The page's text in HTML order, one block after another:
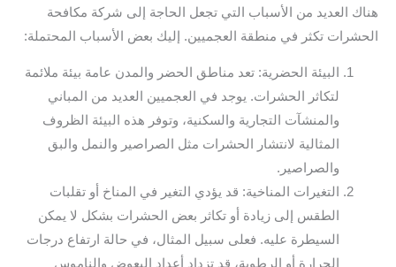
هناك العديد من الأسباب التي تجعل الحاجة إلى شركة مكافحة
الحشرات تكثر في منطقة العجميين. إليك بعض الأسباب المحتملة:
البيئة الحضرية: تعد مناطق الحضر والمدن عامة بيئة ملائمة
لتكاثر الحشرات. يوجد في العجميين العديد من المباني
والمنشآت التجارية والسكنية، وتوفر هذه البيئة الظروف
المثالية لانتشار الحشرات مثل الصراصير والنمل والبق
والصراصير.
التغيرات المناخية: قد يؤدي التغير في المناخ أو تقلبات
الطقس إلى زيادة أو تكاثر بعض الحشرات بشكل لا يمكن
السيطرة عليه. فعلى سبيل المثال، في حالة ارتفاع درجات
الحرارة أو الرطوبة، قد تزداد أعداد البعوض والناموس